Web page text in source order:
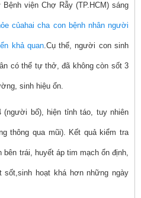
viện Chợ Rẫy (TP.HCM) sáng
củahai cha con bệnh nhân người
khả quan.Cụ thể, người con sinh
có thể tự thở, đã không còn sốt 3
sinh hiệu ổn.
(người bố), hiện tỉnh táo, tuy nhiên
thông qua mũi). Kết quả kiểm tra
trái, huyết áp tim mạch ổn định,
sốt,sinh hoạt khá hơn những ngày